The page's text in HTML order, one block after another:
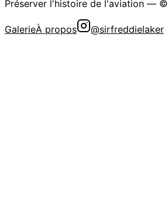
Préserver l'histoire de l'aviation — ©
GalerieÀ propos @sirfreddielaker